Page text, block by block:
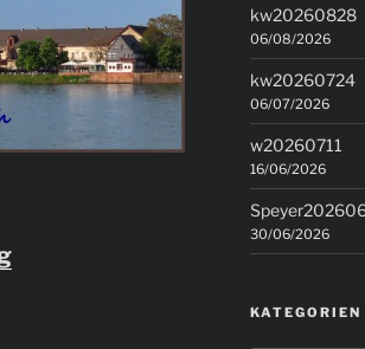
kw20260828
06/08/2026
kw20260724
06/07/2026
w20260711
16/06/2026
30/06/2026
KATEGORIEN